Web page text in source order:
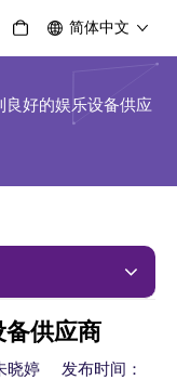
简体中文
良好的娱乐设备供应
供应商
晓婷 发布时间：